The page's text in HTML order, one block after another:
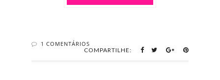
1 COMENTÁRIOS
COMPARTILHE: